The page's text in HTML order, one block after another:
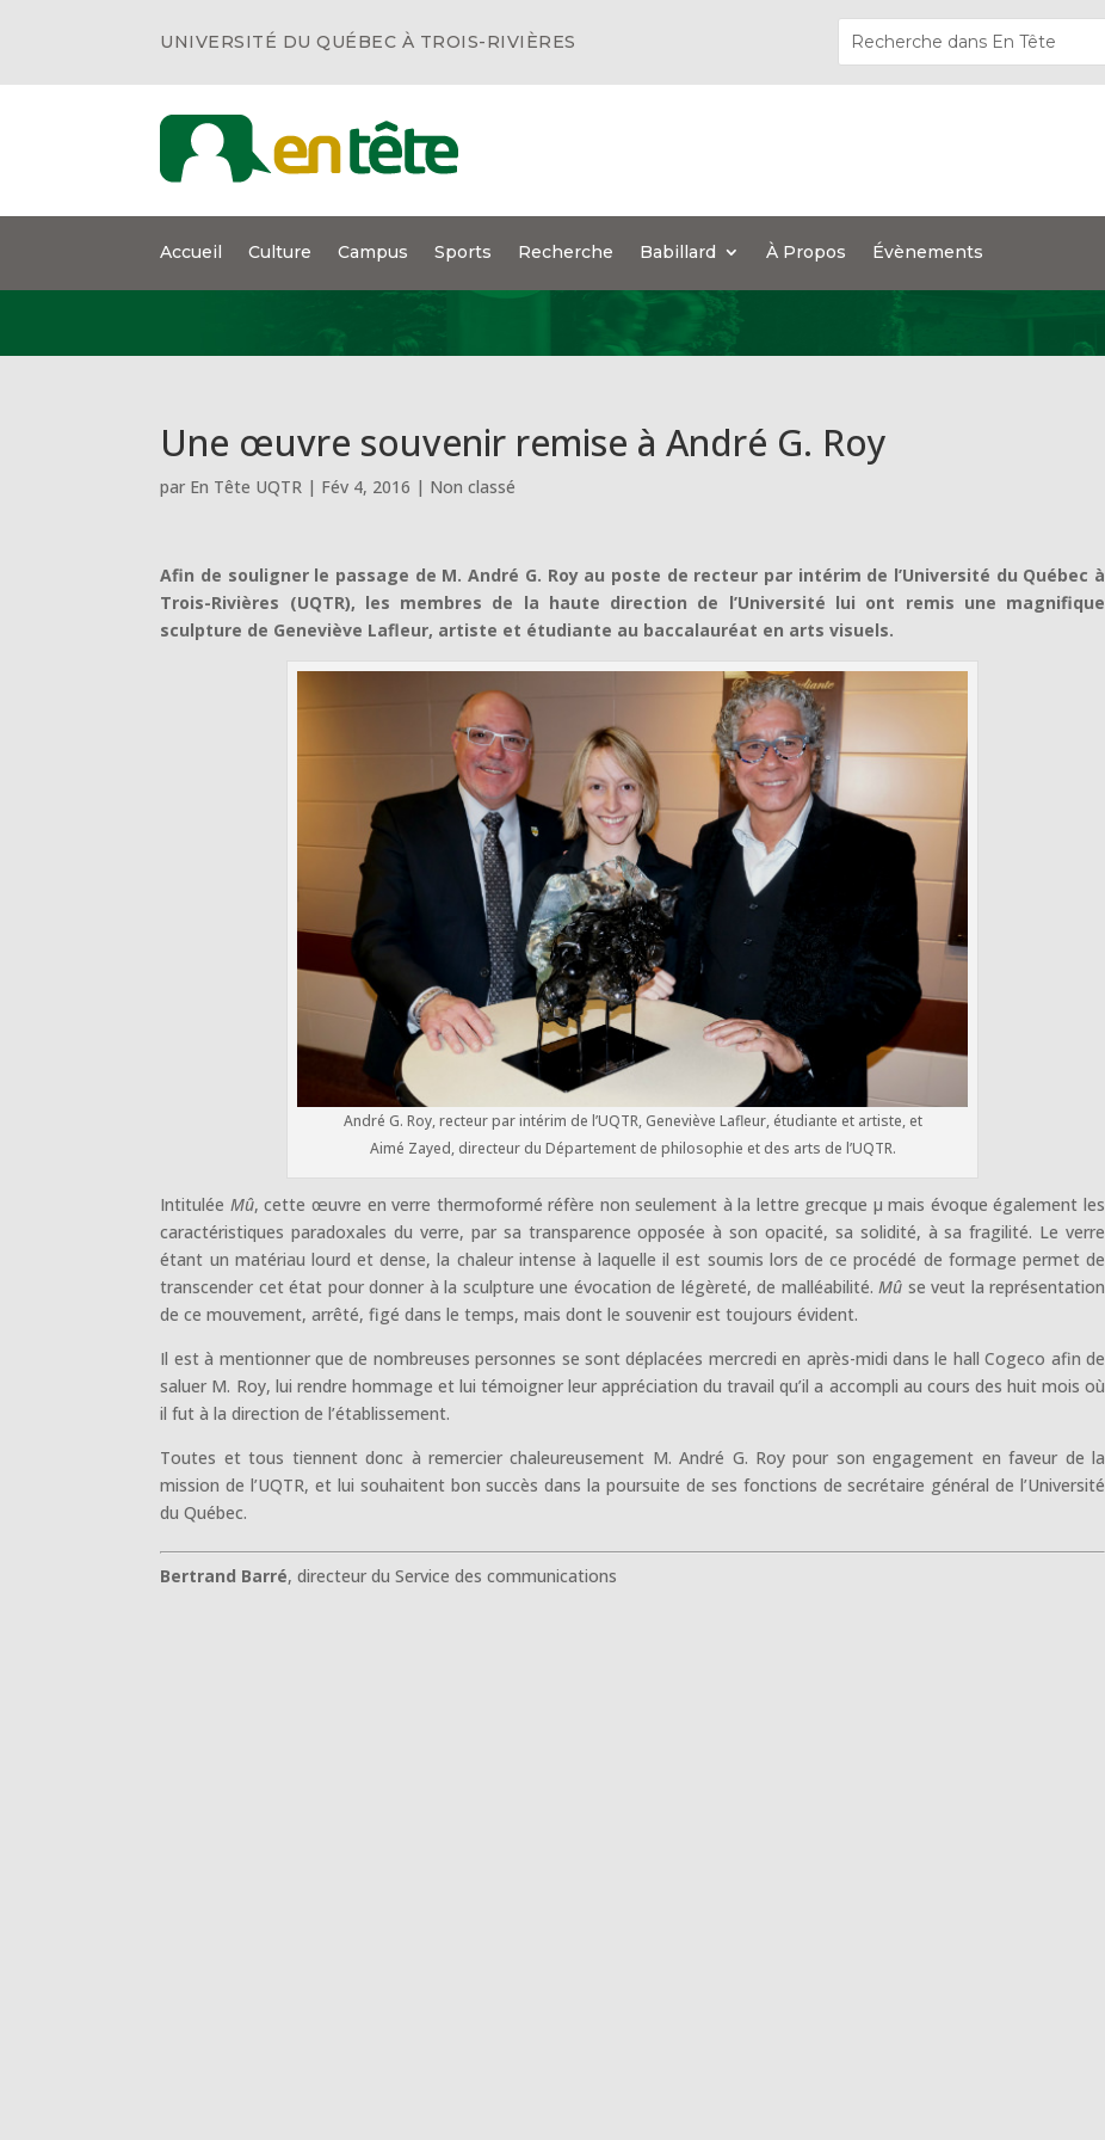
UNIVERSITÉ DU QUÉBEC À TROIS-RIVIÈRES
Accueil Culture Campus Sports Recherche Babillard À Propos Évènements
Une œuvre souvenir remise à André G. Roy
par En Tête UQTR | Fév 4, 2016 | Non classé
Afin de souligner le passage de M. André G. Roy au poste de recteur par intérim de l’Université du Québec à
Trois-Rivières (UQTR), les membres de la haute direction de l’Université lui ont remis une magnifique
sculpture de Geneviève Lafleur, artiste et étudiante au baccalauréat en arts visuels.
André G. Roy, recteur par intérim de l’UQTR, Geneviève Lafleur, étudiante et artiste, et
Aimé Zayed, directeur du Département de philosophie et des arts de l’UQTR.
Intitulée Mû, cette œuvre en verre thermoformé réfère non seulement à la lettre grecque µ mais évoque également les
caractéristiques paradoxales du verre, par sa transparence opposée à son opacité, sa solidité, à sa fragilité. Le verre
étant un matériau lourd et dense, la chaleur intense à laquelle il est soumis lors de ce procédé de formage permet de
transcender cet état pour donner à la sculpture une évocation de légèreté, de malléabilité. Mû se veut la représentation
de ce mouvement, arrêté, figé dans le temps, mais dont le souvenir est toujours évident.
Il est à mentionner que de nombreuses personnes se sont déplacées mercredi en après-midi dans le hall Cogeco afin de
saluer M. Roy, lui rendre hommage et lui témoigner leur appréciation du travail qu’il a accompli au cours des huit mois où
il fut à la direction de l’établissement.
Toutes et tous tiennent donc à remercier chaleureusement M. André G. Roy pour son engagement en faveur de la
mission de l’UQTR, et lui souhaitent bon succès dans la poursuite de ses fonctions de secrétaire général de l’Université
du Québec.
Bertrand Barré, directeur du Service des communications